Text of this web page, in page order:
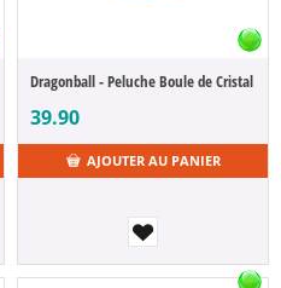
Dragonball - Peluche Boule de Cristal
39.90
AJOUTER AU PANIER